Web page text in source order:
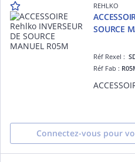
REHLKO
SOURCE
Réf Rexel :
Réf Fab :
Connectez-vous pour